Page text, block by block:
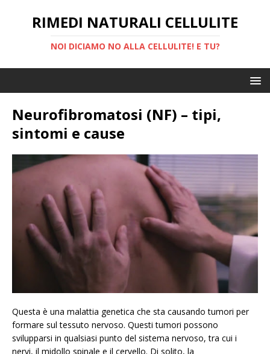
RIMEDI NATURALI CELLULITE
NOI DICIAMO NO ALLA CELLULITE! E TU?
Neurofibromatosi (NF) – tipi,
sintomi e cause
Questa è una malattia genetica che sta causando tumori per
formare sul tessuto nervoso. Questi tumori possono
svilupparsi in qualsiasi punto del sistema nervoso, tra cui i
nervi, il midollo spinale e il cervello. Di solito, la